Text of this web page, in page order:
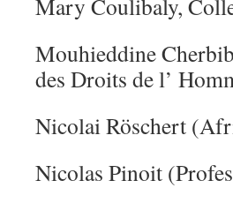
Mary Coulibaly,
Mouhieddine
des Droits de l’
Nicolai Röschert
Nicolas Pinoit